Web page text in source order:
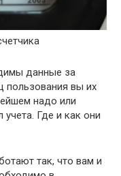
данные за
вы их
надо или
учета. Где и как они
так, что вам и